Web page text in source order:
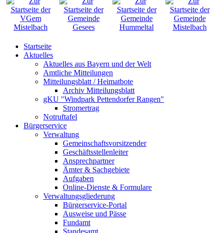
Startseite
Aktuelles
Aktuelles aus Bayern und der Welt
Amtliche Mitteilungen
Mitteilungsblatt / Heimatbote
Archiv Mitteilungsblatt
gKU "Windpark Pettendorfer Rangen"
Stromertrag
Notruftafel
Bürgerservice
Verwaltung
Gemeinschaftsvorsitzender
Geschäftsstellenleiter
Ansprechpartner
Ämter & Sachgebiete
Aufgaben
Online-Dienste & Formulare
Verwaltungsgliederung
Bürgerservice-Portal
Ausweise und Pässe
Fundamt
Standesamt